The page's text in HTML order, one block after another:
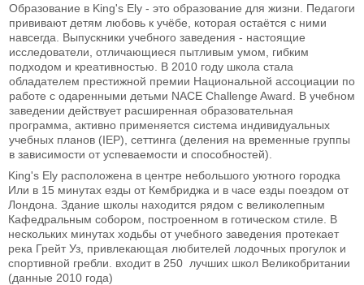
Образование в King's Ely - это образование для жизни. Педагоги
прививают детям любовь к учёбе, которая остаётся с ними
навсегда. Выпускники учебного заведения - настоящие
исследователи, отличающиеся пытливым умом, гибким
подходом и креативностью. В 2010 году школа стала
обладателем престижной премии Национальной ассоциации по
работе с одаренными детьми NACE Challenge Award. В учебном
заведении действует расширенная образовательная
программа, активно применяется система индивидуальных
учебных планов (IEP), сеттинга (деления на временные группы
в зависимости от успеваемости и способностей).
King's Ely расположена в центре небольшого уютного городка
Или в 15 минутах езды от Кембриджа и в часе езды поездом от
Лондона. Здание школы находится рядом с великолепным
Кафедральным собором, построенном в готическом стиле. В
нескольких минутах ходьбы от учебного заведения протекает
река Грейт Уз, привлекающая любителей лодочных прогулок и
спортивной гребли. входит в 250 лучших школ Великобритании
(данные 2010 года)